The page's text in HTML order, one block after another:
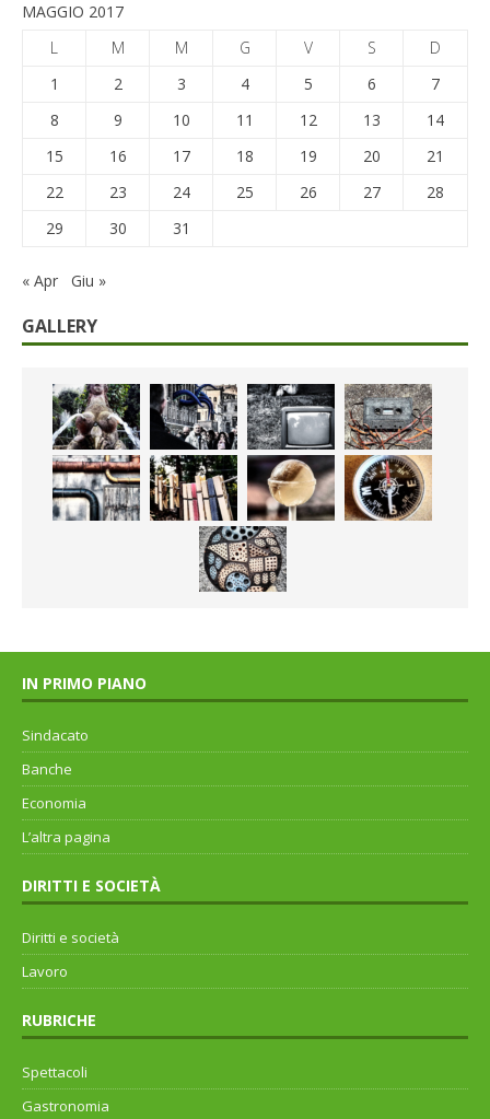
MAGGIO 2017
L
M M G V S
D
1
2 3 4 5 6
7
8
9 10 11 12 13
14
15
16 17 18 19 20
21
22
23 24 25 26 27
28
29
30 31
« Apr Giu »
GALLERY
IN PRIMO PIANO
Sindacato
Banche
Economia
L’altra pagina
DIRITTI E SOCIETÀ
Diritti e società
Lavoro
RUBRICHE
Spettacoli
Gastronomia